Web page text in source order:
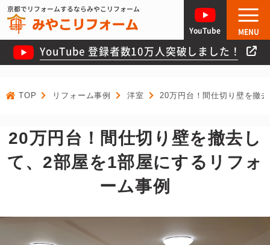
京都でリフォームするならみやこリフォーム
YouTube 登録者数10万人突破しました！
YouTube MENU
TOP リフォーム事例 洋室 20万円台！間仕切り壁を撤
20万円台！間仕切り壁を撤去し
て、2部屋を1部屋にするリフォ
ーム事例